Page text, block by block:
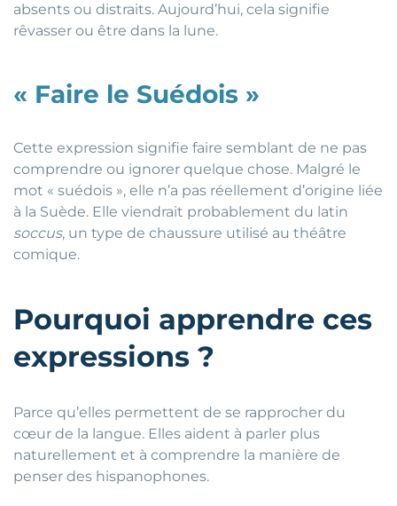
absents ou distraits. Aujourd’hui, cela signifie
rêvasser ou être dans la lune.
« Faire le Suédois »
Cette expression signifie faire semblant de ne pas
comprendre ou ignorer quelque chose. Malgré le
mot « suédois », elle n’a pas réellement d’origine liée
à la Suède. Elle viendrait probablement du latin
soccus, un type de chaussure utilisé au théâtre
comique.
Pourquoi apprendre ces
expressions ?
Parce qu’elles permettent de se rapprocher du
cœur de la langue. Elles aident à parler plus
naturellement et à comprendre la manière de
penser des hispanophones.